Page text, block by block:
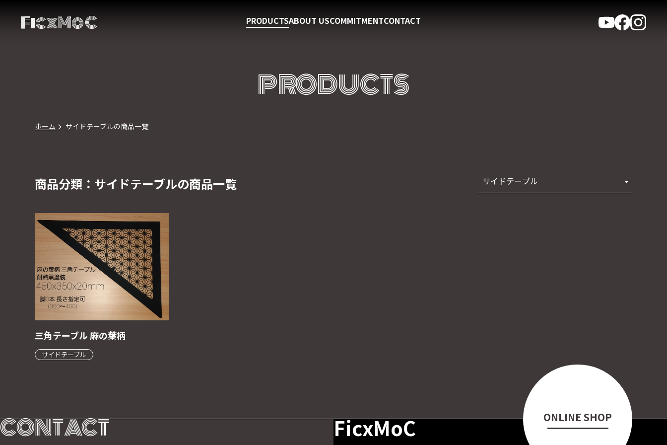
FicxMoC PRODUCTSABOUT USCOMMITMENTCONTACT
PRODUCTS
ホーム サイドテーブルの商品一覧
商品分類：サイドテーブルの商品一覧
三角テーブル 麻の葉柄
サイドテーブル
ONLINE SHOP
CONTACT FicxMoC